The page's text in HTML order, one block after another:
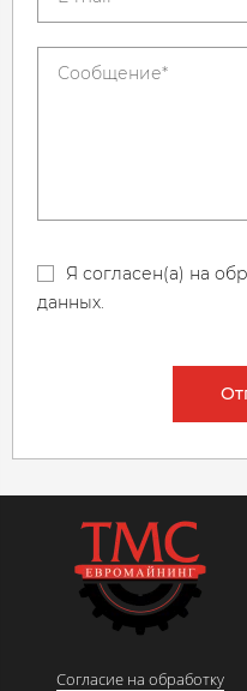
Я согласен(а) на
данных.
Согласие на обработку